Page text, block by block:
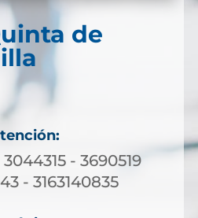
de
- 3690519
- 3163140835